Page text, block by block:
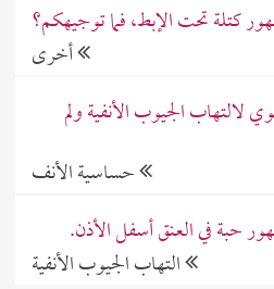
كتلة تحت الإبط، فما توجيهكم؟
أخرى
لالتهاب الجيوب الأنفية ولم
حساسية الأنف
حبة في العنق أسفل الأذن.
التهاب الجيوب الأنفية